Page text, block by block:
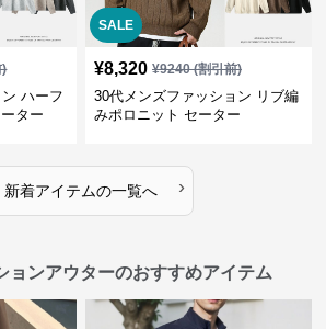
)
ハーフ
ター
SALE
¥8,320 ¥9240(割引前)
30代メンズファッション リブ編
みポロニット セーター
新着アイテムの一覧へ ›
ョンアウターのおすすめアイテム